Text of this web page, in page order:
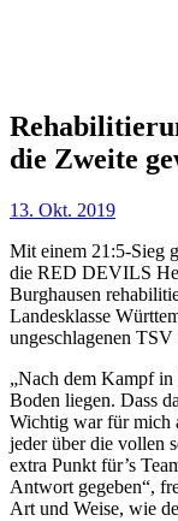
die Zweite
13. Okt. 2019
Mit einem 21:5-Sieg
die RED DEVILS
Burghausen
Landesklasse
ungeschlagenen
„Nach dem Kampf in
Boden liegen. Dass
Wichtig war für mich
jeder über die vollen
extra Punkt für’s
Antwort gegeben“,
Art und Weise, wie